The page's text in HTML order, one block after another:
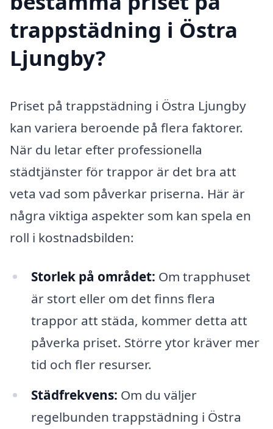
trappstädning i Östra
Ljungby?
Priset på trappstädning i Östra Ljungby
kan variera beroende på flera faktorer.
När du letar efter professionella
städtjänster för trappor är det bra att
veta vad som påverkar priserna. Här är
några viktiga aspekter som kan spela en
roll i kostnadsbilden:
Storlek på området: Om trapphuset
är stort eller om det finns flera
trappor att städa, kommer detta att
påverka priset. Större ytor kräver mer
tid och fler resurser.
Städfrekvens: Om du väljer
regelbunden trappstädning i Östra